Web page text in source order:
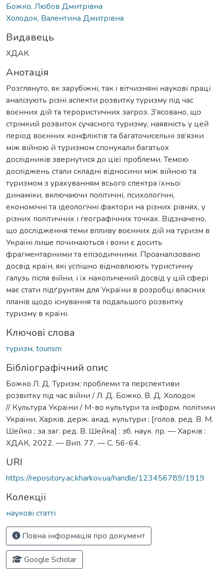
Божко, Любов Дмитрівна
Холодок, Валентина Дмитрівна
Видавець
ХДАК
Анотація
Розглянуто, як зарубіжні, так і вітчизняні наукові праці
аналізують різні аспекти розвитку туризму під час
воєнних дій та терористичних загроз. З’ясовано, що
cтрімкий розвиток сучасного туризму, наявність у цей
період воєнних конфліктів та багаточисельні зв’язки
між війною й туризмом спонукали багатьох
дослідників звернутися до цієї проблеми. Темою
досліджень стали складні відносини між війною та
туризмом з урахуванням всього спектра їхньої
динаміки, включаючи політичні, психологічні,
економічні та ідеологічні фактори на різних рівнях, у
різних політичних і географічних точках. Відзначено,
що дослідження теми впливу воєнних дій на туризм в
Україні лише починаються і вони є досить
фрагментарними та епізодичними. Проаналізовано
досвід країн, які успішно відновлюють туристичну
галузь після війни, і їх накопичений досвід у цій сфері
має стати підґрунтям для України в розробці власних
планів щодо існування та подальшого розвитку
туризму в країні.
Ключові слова
туризм, tourism
Бібліографічний опис
Божко Л. Д. Туризм: проблеми та перспективи
розвитку під час війни / Л. Д. Божко, В. Д. Холодок
// Культура України / М-во культури та інформ. політики
України, Харків. держ. акад. культури ; [голов. ред. В. М.
Шейко ; за заг. ред. В. Шейка] : зб. наук. пр. — Харків :
ХДАК, 2022. — Вип. 77. — С. 56-64.
URI
https://repository.ac.kharkov.ua/handle/123456789/1919
Колекції
наукові статті
Повна інформація про документ
Google Scholar